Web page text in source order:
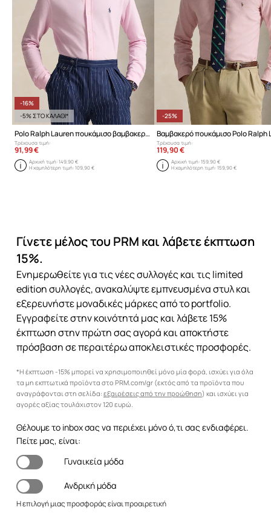
-16%
-5% ΣΤΟ ΚΑΛΑΘΙ*
Polo Ralph Lauren πουκάμισο βαμβακερό ανδρικό
Τρέχουσα τιμή:
91,99 €
Αρχική τιμή:149,90 €
Η χαμηλότερη τιμή:109,90 €
-25%
Τρέχουσα τιμή:
119,90 €
Αρχική τιμή: 159,90 €
Η χαμηλότερη τιμή: 159,90 €
Γίνετε μέλος του PRM και λάβετε έκπτωση
15%.
Ενημερωθείτε για τις νέες συλλογές και τις limited
edition συλλογές, ανακαλύψτε εμπνευσμένα στυλ και
εξερευνήστε μοναδικές μάρκες από το portfolio.
Εγγραφείτε στην κοινότητά μας και λάβετε 15%
έκπτωση στην πρώτη σας αγορά και αποκτήστε
πρόσβαση σε περαιτέρω αποκλειστικές προσφορές.
*Η έκπτωση -15% μπορεί να χρησιμοποιηθεί μόνο μία φορά, ισχύει για όλα
τα μη εκπτωτικά προϊόντα στο PRM.com/gr (εκτός από τα προϊόντα που
αναγράφονται στη σελίδα: εξαιρέσεις από την προώθηση) και ισχύει για
αγορές αξίας τουλάχιστον 120 ευρώ.
Θέλουμε το inbox σας να περιέχει μόνο ό,τι σας ενδιαφέρει.
Πείτε μας, είναι:
Γυναικεία μόδα
Ανδρική μόδα
Η επιλογή μιας προσφοράς είναι προαιρετική